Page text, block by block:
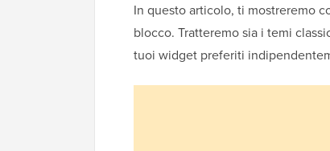
In questo articolo, ti mostreremo
blocco. Tratteremo sia i temi
tuoi widget preferiti